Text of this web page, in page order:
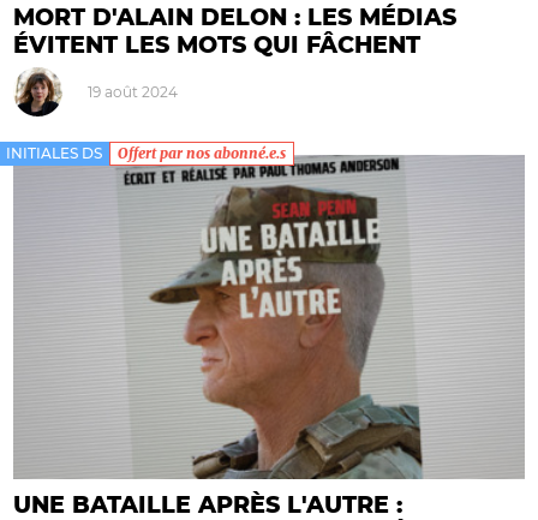
MORT D'ALAIN DELON : LES MÉDIAS
ÉVITENT LES MOTS QUI FÂCHENT
19 août 2024
INITIALES DS Offert par nos abonné.e.s
UNE BATAILLE APRÈS L'AUTRE :